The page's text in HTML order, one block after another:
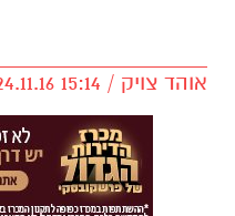
אוהד צויק / 15:14 24.11.16